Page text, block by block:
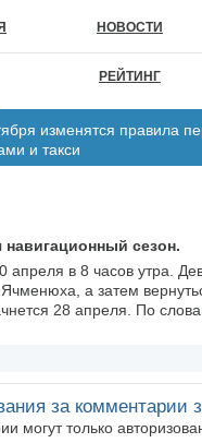
НОВОСТИ
РЕЙТИНГ
изменятся правила
и такси
навигационный сезон.
в 8 часов утра.
а затем
28 апреля. По
за комментарии
могут только